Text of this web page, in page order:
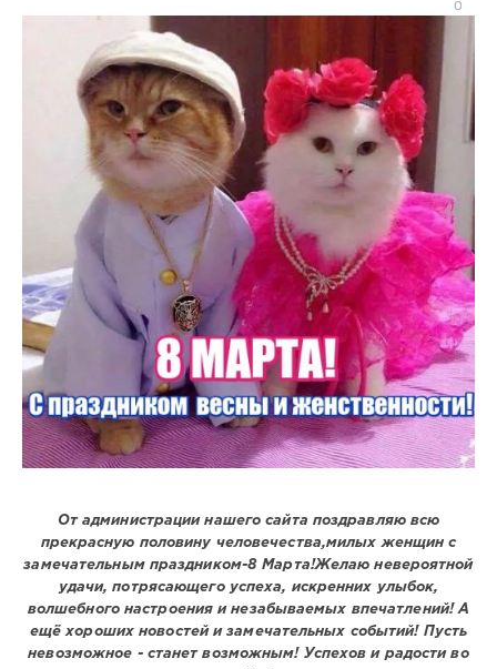
0
От администрации нашего сайта поздравляю всю
прекрасную половину человечества,милых женщин с
замечательным праздником-8 Марта!Желаю невероятной
удачи, потрясающего успеха, искренних улыбок,
волшебного настроения и незабываемых впечатлений! А
ещё хороших новостей и замечательных событий! Пусть
невозможное - станет возможным! Успехов и радости во